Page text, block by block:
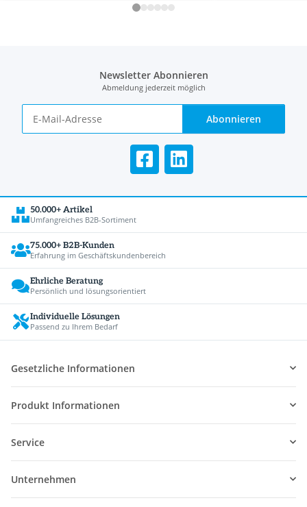
Newsletter Abonnieren
Abmeldung jederzeit möglich
Abonnieren
50.000+ Artikel
Umfangreiches B2B-Sortiment
75.000+ B2B-Kunden
Erfahrung im Geschäftskundenbereich
Ehrliche Beratung
Persönlich und lösungsorientiert
Individuelle Lösungen
Passend zu Ihrem Bedarf
Gesetzliche Informationen
Produkt Informationen
Service
Unternehmen